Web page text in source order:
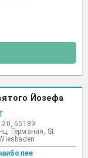
Йозефа
20, 65189
Германия, St.